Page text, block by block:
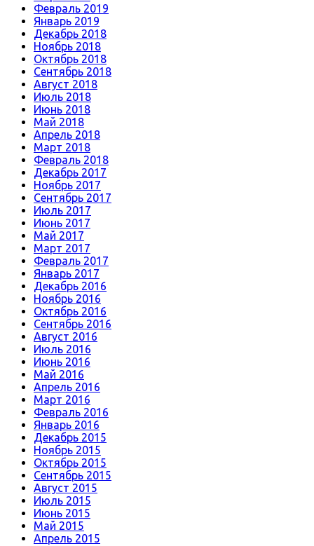
Февраль 2019
Январь 2019
Декабрь 2018
Ноябрь 2018
Октябрь 2018
Сентябрь 2018
Август 2018
Июль 2018
Июнь 2018
Май 2018
Апрель 2018
Март 2018
Февраль 2018
Декабрь 2017
Ноябрь 2017
Сентябрь 2017
Июль 2017
Июнь 2017
Май 2017
Март 2017
Февраль 2017
Январь 2017
Декабрь 2016
Ноябрь 2016
Октябрь 2016
Сентябрь 2016
Август 2016
Июль 2016
Июнь 2016
Май 2016
Апрель 2016
Март 2016
Февраль 2016
Январь 2016
Декабрь 2015
Ноябрь 2015
Октябрь 2015
Сентябрь 2015
Август 2015
Июль 2015
Июнь 2015
Май 2015
Апрель 2015